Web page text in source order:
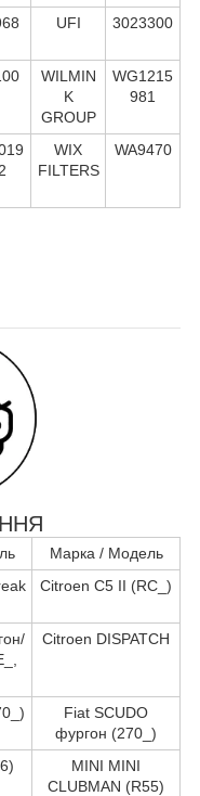
UFI 3023300
WILMIN
K
GROUP
WG1215
981
WIX
FILTERS
WA9470
Марка / Модель
Citroen C5 II (RC_)
Citroen DISPATCH
Fiat SCUDO
фургон (270_)
MINI MINI
CLUBMAN (R55)